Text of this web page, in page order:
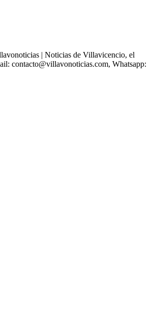
| Noticias de Villavicencio, el
contacto@villavonoticias.com, Whatsapp: